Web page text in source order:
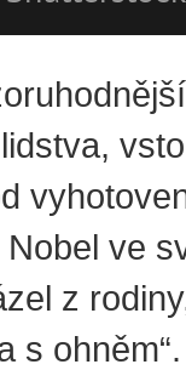
ve
z
s